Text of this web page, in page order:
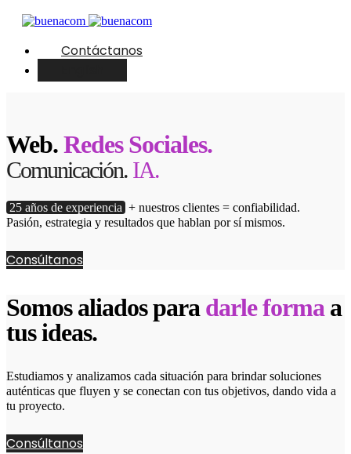
Contáctanos
Web.Redes Sociales.
Comunicación. IA.
25 años de experiencia + nuestros clientes = confiabilidad.
Pasión, estrategia y resultados que hablan por sí mismos.
Consúltanos
Somos aliados para darle forma a
tus ideas.
Estudiamos y analizamos cada situación para brindar soluciones
auténticas que fluyen y se conectan con tus objetivos, dando vida a
tu proyecto.
Consúltanos